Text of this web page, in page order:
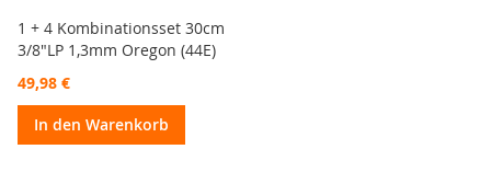
1 + 4 Kombinationsset 30cm
3/8"LP 1,3mm Oregon (44E)
49,98 €
In den Warenkorb